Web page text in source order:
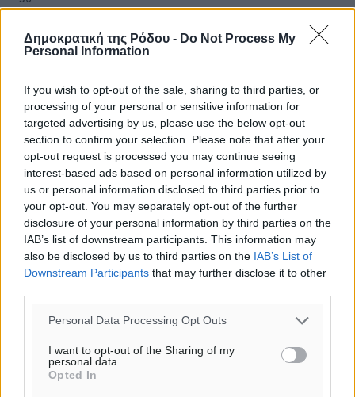
Δημοκρατική της Ρόδου - Do Not Process My
Personal Information
If you wish to opt-out of the sale, sharing to third parties, or
processing of your personal or sensitive information for
targeted advertising by us, please use the below opt-out
section to confirm your selection. Please note that after your
opt-out request is processed you may continue seeing
interest-based ads based on personal information utilized by
us or personal information disclosed to third parties prior to
your opt-out. You may separately opt-out of the further
disclosure of your personal information by third parties on the
IAB’s list of downstream participants. This information may
also be disclosed by us to third parties on the IAB’s List of
Downstream Participants that may further disclose it to other
Personal Data Processing Opt Outs
I want to opt-out of the Sharing of my
personal data.
Opted In
29°
ΤΕ